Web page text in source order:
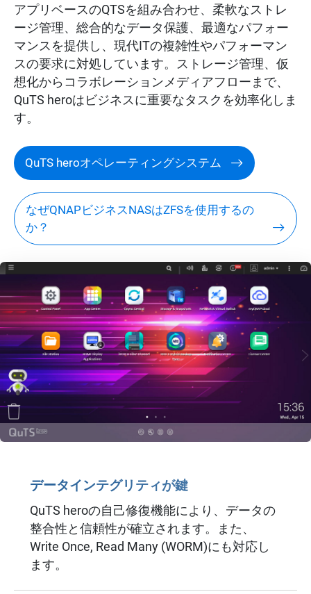
アプリベースのQTSを組み合わせ、柔軟なストレ
ージ管理、総合的なデータ保護、最適なパフォー
マンスを提供し、現代ITの複雑性やパフォーマン
スの要求に対処しています。ストレージ管理、仮
想化からコラボレーションメディアフローまで、
QuTS heroはビジネスに重要なタスクを効率化しま
す。
QuTS heroオペレーティングシステム
なぜQNAPビジネスNASはZFSを使用するの
か？
データインテグリティが鍵
QuTS heroの自己修復機能により、データの
整合性と信頼性が確立されます。また、
Write Once, Read Many (WORM)にも対応し
ます。